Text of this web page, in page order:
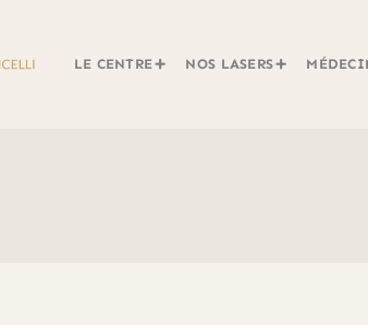
LE CENTRE NOS LASERS